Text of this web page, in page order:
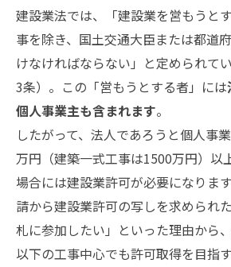
建設業法では、「建設業を営もうと
事を除き、国土交通大臣または都道
けなければならない」と定められて
3条）。この「営もうとする者」には
個人事業主も含まれます。
したがって、法人であろうと個人事
万円（建築一式工事は1500万円）以
場合には建設業許可が必要になりま
請から建設業許可の写しを求められ
札に参加したい」といった理由から
以下の工事中心でも許可取得を目指